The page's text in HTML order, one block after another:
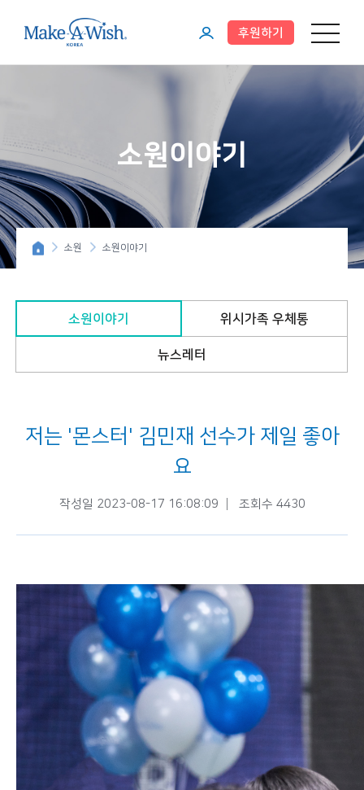
메뉴 열기
이
이
후원하기
소원이야기
소원 소원이야기
소원이야기 위시가족 우체통
뉴스레터
저는 '몬스터' 김민재 선수가 제일 좋아
요
작성일 2023-08-17 16:08:09 조회수 4430